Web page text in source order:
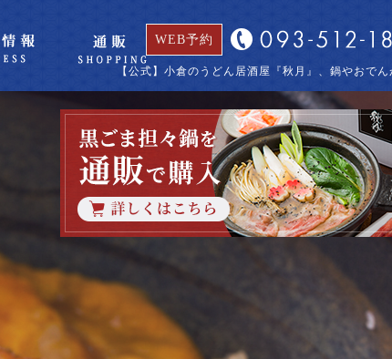
【公式】小倉のうどん居酒屋『秋月』、鍋やおで
WEB予約